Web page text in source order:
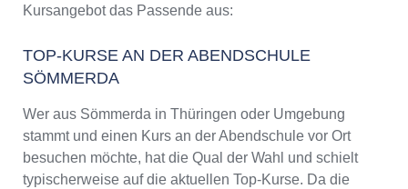
Kursangebot das Passende aus:
TOP-KURSE AN DER ABENDSCHULE
SÖMMERDA
Wer aus Sömmerda in Thüringen oder Umgebung
stammt und einen Kurs an der Abendschule vor Ort
besuchen möchte, hat die Qual der Wahl und schielt
typischerweise auf die aktuellen Top-Kurse. Da die